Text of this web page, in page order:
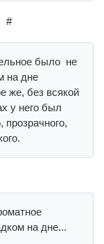
#
было не
на дне
же, без всякой
у него был
на дне...